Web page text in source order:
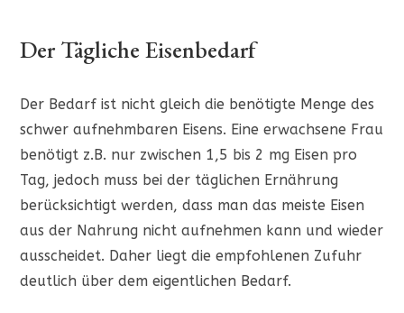
Der Tägliche Eisenbedarf
Der Bedarf ist nicht gleich die benötigte Menge des
schwer aufnehmbaren Eisens. Eine erwachsene Frau
benötigt z.B. nur zwischen 1,5 bis 2 mg Eisen pro
Tag, jedoch muss bei der täglichen Ernährung
berücksichtigt werden, dass man das meiste Eisen
aus der Nahrung nicht aufnehmen kann und wieder
ausscheidet. Daher liegt die empfohlenen Zufuhr
deutlich über dem eigentlichen Bedarf.